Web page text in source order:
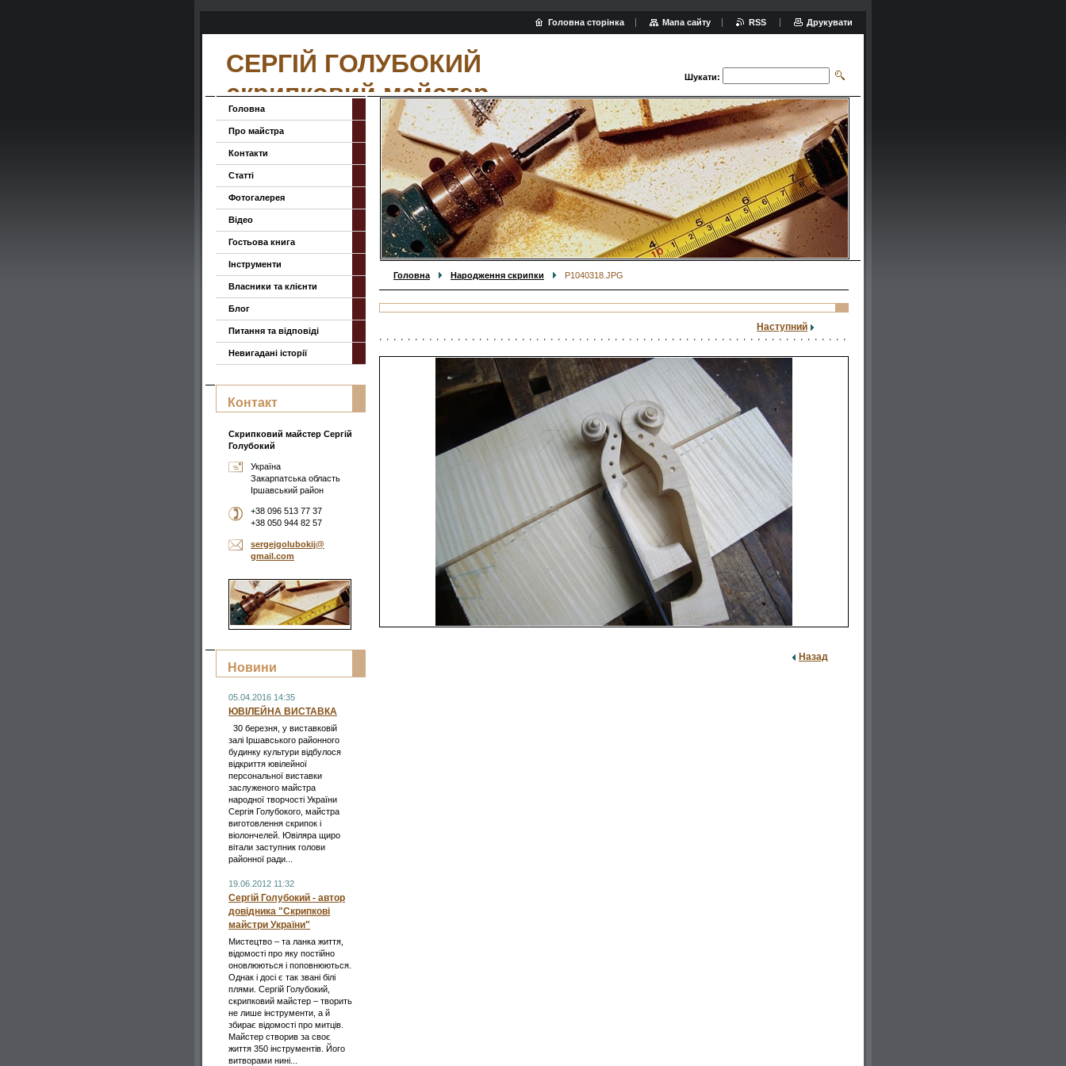
СЕРГІЙ ГОЛУБОКИЙ
скрипковий майстер
Шукати:
Головна Народження скрипки P1040318.JPG
Наступний
Назад
Головна
Про майстра
Контакти
Статті
Фотогалерея
Відео
Гостьова книга
Інструменти
Власники та клієнти
Блог
Питання та відповіді
Невигадані історії
Контакт
Скрипковий майстер Сергій
Голубокий
Україна
Закарпатська область
Іршавський район
+38 096 513 77 37
+38 050 944 82 57
sergejgolubokij@
gmail.com
Новини
05.04.2016 14:35
ЮВІЛЕЙНА ВИСТАВКА
30 березня, у виставковій
залі Іршавського районного
будинку культури відбулося
відкриття ювілейної
персональної виставки
заслуженого майстра
народної творчості України
Сергія Голубокого, майстра
виготовлення скрипок і
віолончелей. Ювіляра щиро
вітали заступник голови
районної ради...
19.06.2012 11:32
Сергій Голубокий - автор
довідника "Скрипкові
майстри України"
Мистецтво – та ланка життя,
відомості про яку постійно
оновлюються і поповнюються.
Однак і досі є так звані білі
плями. Сергій Голубокий,
скрипковий майстер – творить
не лише інструменти, а й
збирає відомості про митців.
Майстер створив за своє
життя 350 інструментів. Його
витворами нині...
Головна сторінка Мапа сайту RSS Друкувати